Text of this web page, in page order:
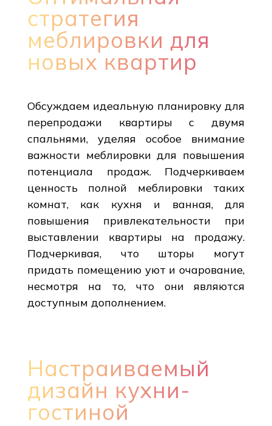
стратегия
меблировки для
новых квартир
Обсуждаем идеальную планировку для
перепродажи квартиры с двумя
спальнями, уделяя особое внимание
важности меблировки для повышения
потенциала продаж. Подчеркиваем
ценность полной меблировки таких
комнат, как кухня и ванная, для
повышения привлекательности при
выставлении квартиры на продажу.
Подчеркивая, что шторы могут
придать помещению уют и очарование,
несмотря на то, что они являются
доступным дополнением.
Настраиваемый
дизайн кухни-
гостиной